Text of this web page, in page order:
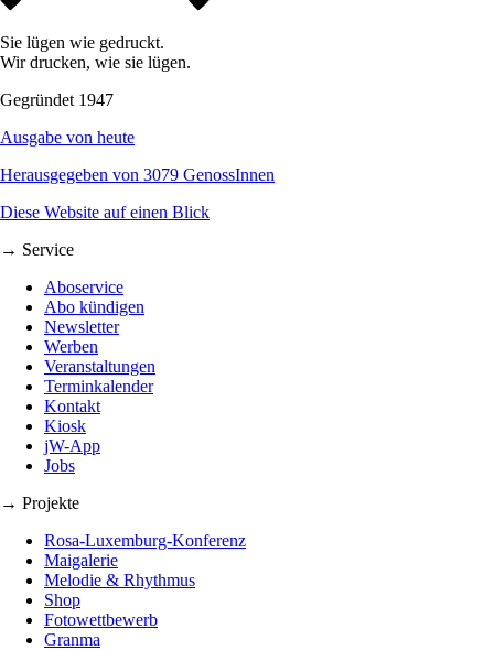
Sie lügen wie gedruckt.
Wir drucken, wie sie lügen.
Gegründet 1947
Ausgabe von heute
Herausgegeben von 3079 GenossInnen
Diese Website auf einen Blick
→ Service
Aboservice
Abo kündigen
Newsletter
Werben
Veranstaltungen
Terminkalender
Kontakt
Kiosk
jW-App
Jobs
→ Projekte
Rosa-Luxemburg-Konferenz
Maigalerie
Melodie & Rhythmus
Shop
Fotowettbewerb
Granma